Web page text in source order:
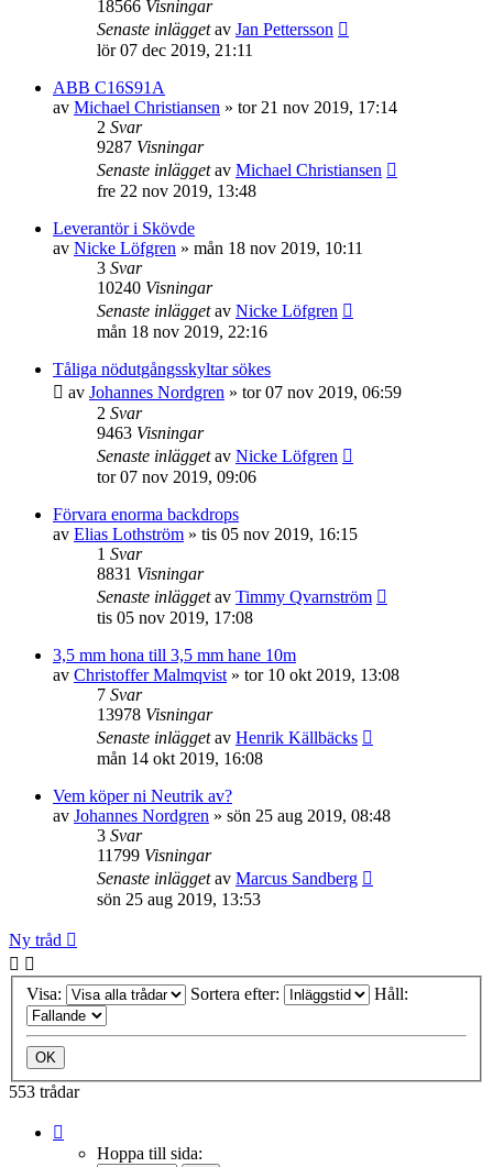
18566 Visningar
Senaste inläggetav Jan Pettersson
lör 07 dec 2019, 21:11
ABB C16S91A
av Michael Christiansen » tor 21 nov 2019, 17:14
2 Svar
9287 Visningar
Senaste inläggetav Michael Christiansen
fre 22 nov 2019, 13:48
Leverantör i Skövde
av Nicke Löfgren » mån 18 nov 2019, 10:11
3 Svar
10240 Visningar
Senaste inläggetav Nicke Löfgren
mån 18 nov 2019, 22:16
Tåliga nödutgångsskyltar sökes
av Johannes Nordgren » tor 07 nov 2019, 06:59
2 Svar
9463 Visningar
Senaste inläggetav Nicke Löfgren
tor 07 nov 2019, 09:06
Förvara enorma backdrops
av Elias Lothström » tis 05 nov 2019, 16:15
1 Svar
8831 Visningar
Senaste inläggetav Timmy Qvarnström
tis 05 nov 2019, 17:08
3,5 mm hona till 3,5 mm hane 10m
av Christoffer Malmqvist » tor 10 okt 2019, 13:08
7 Svar
13978 Visningar
Senaste inläggetav Henrik Källbäcks
mån 14 okt 2019, 16:08
Vem köper ni Neutrik av?
av Johannes Nordgren » sön 25 aug 2019, 08:48
3 Svar
11799 Visningar
Senaste inläggetav Marcus Sandberg
sön 25 aug 2019, 13:53
Ny tråd
Visa: Sortera efter: Håll:
553 trådar
Hoppa till sida: